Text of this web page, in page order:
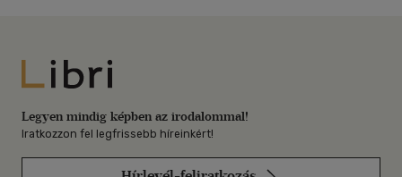
Libri
Legyen mindig képben az irodalommal!
Iratkozzon fel legfrissebb híreinkért!